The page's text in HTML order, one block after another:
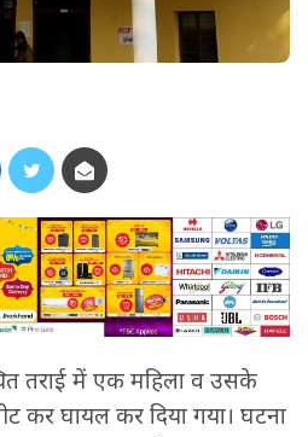
तराई में एक महिला व उसके
कर घायल कर दिया गया। घटना